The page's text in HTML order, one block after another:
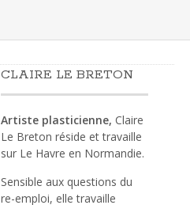
CLAIRE LE BRETON
Artiste plasticienne, Claire
Le Breton réside et travaille
sur Le Havre en Normandie.
Sensible aux questions du
re-emploi, elle travaille